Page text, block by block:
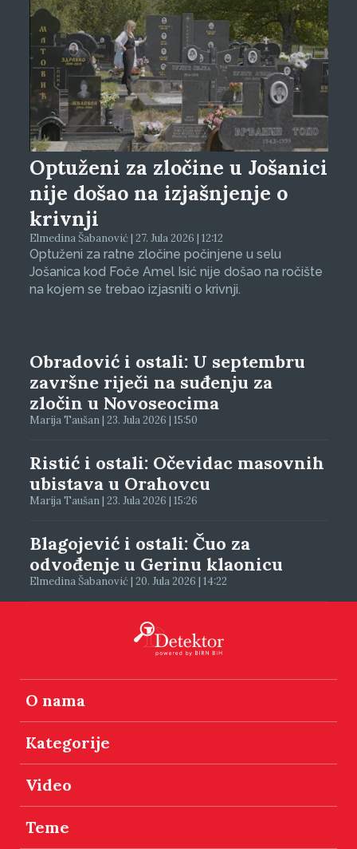
Optuženi za zločine u Jošanici
nije došao na izjašnjenje o
krivnji
Elmedina Šabanović | 27. Jula 2026 | 12:12
Optuženi za ratne zločine počinjene u selu
Jošanica kod Foče Amel Isić nije došao na ročište
na kojem se trebao izjasniti o krivnji.
Obradović i ostali: U septembru
završne riječi na suđenju za
zločin u Novoseocima
Marija Taušan | 23. Jula 2026 | 15:50
Ristić i ostali: Očevidac masovnih
ubistava u Orahovcu
Marija Taušan | 23. Jula 2026 | 15:26
Blagojević i ostali: Čuo za
odvođenje u Gerinu klaonicu
Elmedina Šabanović | 20. Jula 2026 | 14:22
O nama
Kategorije
Video
Teme